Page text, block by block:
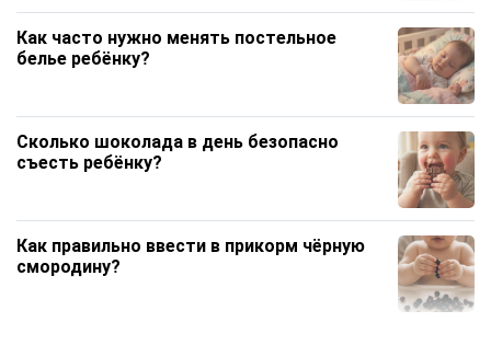
Как часто нужно менять постельное
белье ребёнку?
Сколько шоколада в день безопасно
съесть ребёнку?
Как правильно ввести в прикорм чёрную
смородину?